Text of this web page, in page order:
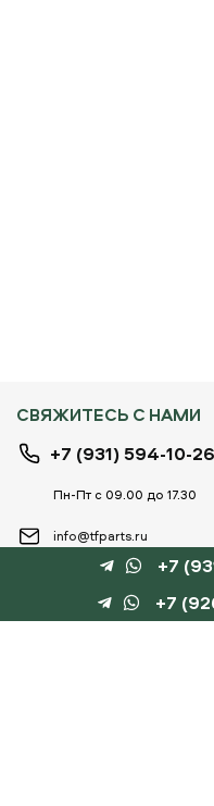
СВЯЖИТЕСЬ С НАМИ
+7 (931) 594-10-26
Пн-Пт с 09.00 до 17.30
info@tfparts.ru
ТЕХНОБОКС
+7
+7